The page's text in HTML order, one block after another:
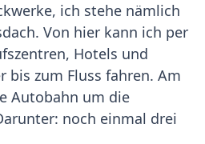
ich stehe nämlich
Von hier kann ich per
Hotels und
bis zum Fluss fahren. Am
Autobahn um die
noch einmal drei